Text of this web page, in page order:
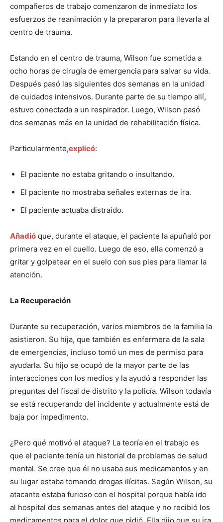
I WANT IN
I've read and accept thePrivacy Policy.
compañeros de trabajo comenzaron de inmediato los
esfuerzos de reanimación y la prepararon para llevarla al
centro de trauma.
Estando en el centro de trauma, Wilson fue sometida a
ocho horas de cirugía de emergencia para salvar su vida.
Después pasó las siguientes dos semanas en la unidad
de cuidados intensivos. Durante parte de su tiempo allí,
estuvo conectada a un respirador. Luego, Wilson pasó
dos semanas más en la unidad de rehabilitación física.
Particularmente,explicó:
El paciente no estaba gritando o insultando.
El paciente no mostraba señales externas de ira.
El paciente actuaba distraído.
Añadió que, durante el ataque, el paciente la apuñaló por
primera vez en el cuello. Luego de eso, ella comenzó a
gritar y golpetear en el suelo con sus pies para llamar la
atención.
La Recuperación
Durante su recuperación, varios miembros de la familia la
asistieron. Su hija, que también es enfermera de la sala
de emergencias, incluso tomó un mes de permiso para
ayudarla. Su hijo se ocupó de la mayor parte de las
interacciones con los medios y la ayudó a responder las
preguntas del fiscal de distrito y la policía. Wilson todavía
se está recuperando del incidente y actualmente está de
baja por impedimento.
¿Pero qué motivó el ataque? La teoría en el trabajo es
que el paciente tenía un historial de problemas de salud
mental. Se cree que él no usaba sus medicamentos y en
su lugar estaba tomando drogas ilícitas. Según Wilson, su
atacante estaba furioso con el hospital porque había ido
al hospital dos semanas antes del ataque y no recibió los